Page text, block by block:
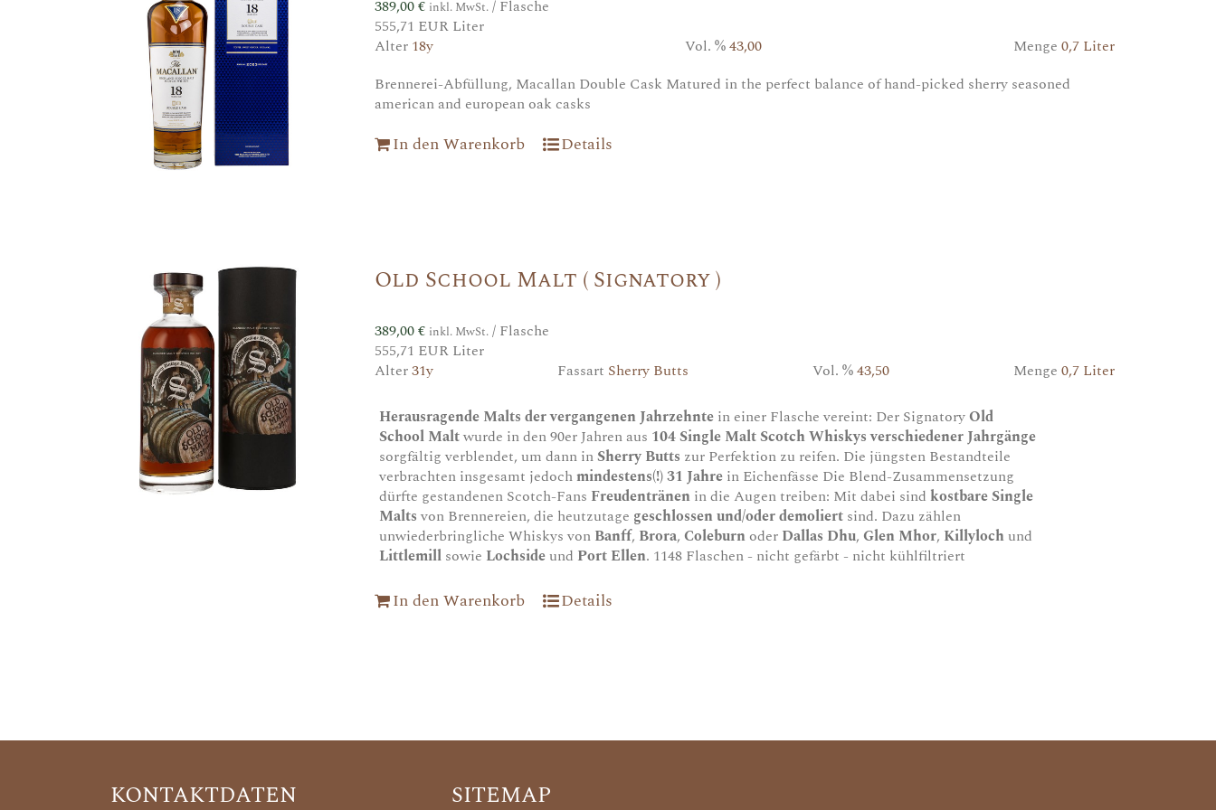
389,00€ inkl. MwSt. / Flasche
555,71 EUR Liter
Alter 18y Vol. %43,00 Menge 0,7 Liter
Brennerei-Abfüllung, Macallan Double Cask Matured in the perfect balance of hand-picked sherry seasoned
american and european oak casks
In den Warenkorb Details
Old School Malt ( Signatory )
389,00€ inkl. MwSt. / Flasche
555,71 EUR Liter
Alter31y Fassart Sherry Butts Vol. %43,50 Menge 0,7 Liter
Herausragende Malts der vergangenen Jahrzehnte in einer Flasche vereint: Der SignatoryOld
School Maltwurde in den 90er Jahren aus 104 Single Malt Scotch Whiskys verschiedener Jahrgänge
sorgfältig verblendet, um dann inSherry Butts zur Perfektion zu reifen. Die jüngsten Bestandteile
verbrachten insgesamt jedochmindestens(!) 31 Jahre in Eichenfässe Die Blend-Zusammensetzung
dürfte gestandenen Scotch-Fans Freudentränen in die Augen treiben: Mit dabei sindkostbare Single
Maltsvon Brennereien, die heutzutage geschlossen und/oder demoliert sind. Dazu zählen
unwiederbringliche Whiskys von Banff, Brora,Coleburnoder Dallas Dhu,Glen Mhor, Killylochund
Littlemill sowie Lochsideund Port Ellen. 1148 Flaschen - nicht gefärbt - nicht kühlfiltriert
In den Warenkorb Details
KONTAKTDATEN SITEMAP